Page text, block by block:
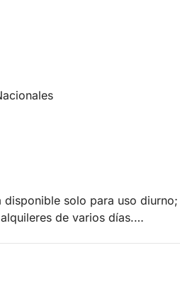
disponible solo para uso
de varios días.